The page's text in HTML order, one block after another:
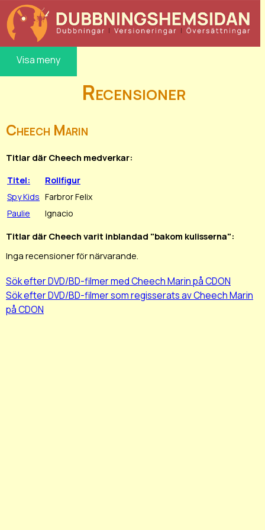
Visa meny
Recensioner
Cheech Marin
Titlar där Cheech medverkar:
Titel:
Rollfigur
Spy Kids Farbror Felix
Paulie
Ignacio
Titlar där Cheech varit inblandad "bakom kulisserna":
Inga recensioner för närvarande.
Sök efter DVD/BD-filmer med Cheech Marin på CDON
Sök efter DVD/BD-filmer som regisserats av Cheech Marin
på CDON